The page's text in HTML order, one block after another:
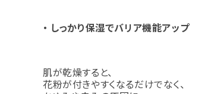
・ しっかり保湿でバリア機能アップ
肌が乾燥すると、
花粉が付きやすくなるだけでなく、